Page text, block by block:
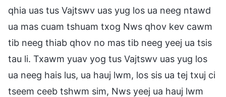
qhia uas tus Vajtswv uas yug los ua neeg ntawd
ua mas cuam tshuam txog Nws qhov kev cawm
tib neeg thiab qhov no mas tib neeg yeej ua tsis
tau li. Txawm yuav yog tus Vajtswv uas yug los
ua neeg hais lus, ua hauj lwm, los sis ua tej txuj ci
tseem ceeb tshwm sim, Nws yeej ua hauj lwm